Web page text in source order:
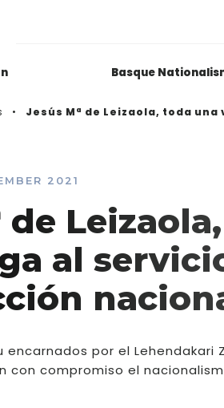
Basque
respecto
ser
LEER MÁS
Jesús Mª de Leizaola, toda
2021
de
al
encarnados por el Lehendakari
con compromiso el